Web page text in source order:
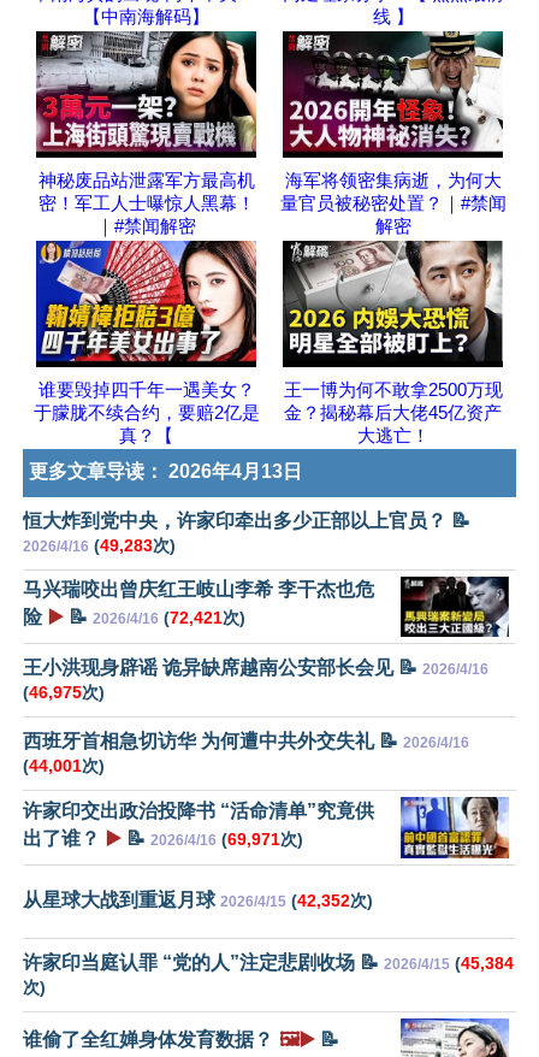
【中南海解码】
线 】
神秘废品站泄露军方最高机
密！军工人士曝惊人黑幕！
｜#禁闻解密
海军将领密集病逝，为何大
量官员被秘密处置？｜#禁闻
解密
谁要毁掉四千年一遇美女？
于朦胧不续合约，要赔2亿是
真？【
王一博为何不敢拿2500万现
金？揭秘幕后大佬45亿资产
大逃亡！
更多文章导读： 2026年4月13日
恒大炸到党中央，许家印牵出多少正部以上官员？ 📝
2026/4/16 (49,283次)
马兴瑞咬出曾庆红王岐山李希 李干杰也危
险 ▶️ 📝 2026/4/16 (72,421次)
王小洪现身辟谣 诡异缺席越南公安部长会见 📝 2026/4/16
(46,975次)
西班牙首相急切访华 为何遭中共外交失礼 📝 2026/4/16
(44,001次)
许家印交出政治投降书 “活命清单”究竟供
出了谁？
▶️ 📝 2026/4/16 (69,971次)
从星球大战到重返月球 2026/4/15 (42,352次)
许家印当庭认罪 “党的人”注定悲剧收场 📝 2026/4/15 (45,384
次)
谁偷了全红婵身体发育数据？ 🖼️▶️ 📝